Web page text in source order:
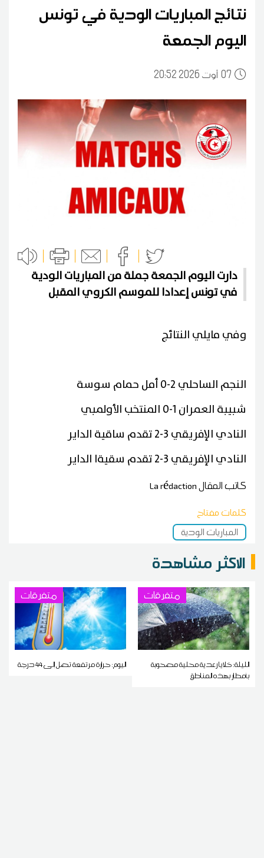
نتائج المباريات الودية في تونس
اليوم الجمعة
0720:52 2026 أوت
دارت اليوم الجمعة جملة من المباريات الودية
في تونس إعدادا للموسم الكروي المقبل
وفي مايلي النتائج
النجم الساحلي 2-0 أمل حمام سوسة
شبيبة العمران 1-0 المنتخب الأولمبي
النادي الإفريقي 3-2 تقدم ساقية الداير
النادي الإفريقي 3-2 تقدم سقيةا الداير
كاتب المقالLa rédaction
كلمات مفتاح
المباريات الودية
الاكثر مشاهدة
متفرقات
الليلة: خلايا رعدية محلية مصحوبة
بأمطار بهذه المناطق
متفرقات
اليوم: حرارة مرتفعة تصل إلى 44 درجة